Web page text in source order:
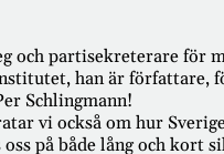
och partisekreterare för
han är författare,
Schlingmann!
vi också om hur
på både lång och kort